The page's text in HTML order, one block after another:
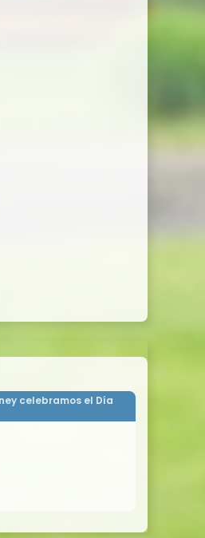
celebramos el Día